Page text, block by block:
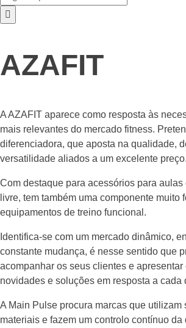
AZAFIT
A AZAFIT aparece como resposta às
mais relevantes do mercado fitness.
diferenciadora, que aposta na qualidade,
versatilidade aliados a um excelente preço.
Com destaque para acessórios para aulas
livre, tem também uma componente muito
equipamentos de treino funcional.
Identifica-se com um mercado dinâmico,
constante mudança, é nesse sentido que
acompanhar os seus clientes e apresentar
novidades e soluções em resposta a cada
A Main Pulse procura marcas que utilizam
materiais e fazem um controlo contínuo